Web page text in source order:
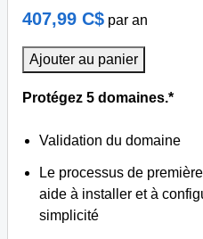
407,99 C$ par an
Ajouter au panier
Protégez 5 domaines.*
Validation du domaine
Le processus de
aide à installer et à
simplicité